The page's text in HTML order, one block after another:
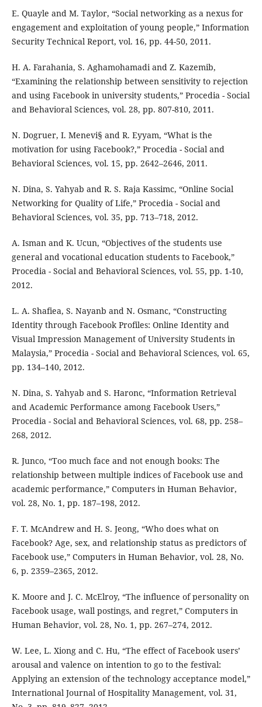
E. Quayle and M. Taylor, “Social networking as a nexus for
engagement and exploitation of young people,” Information
Security Technical Report, vol. 16, pp. 44-50, 2011.
H. A. Farahania, S. Aghamohamadi and Z. Kazemib,
“Examining the relationship between sensitivity to rejection
and using Facebook in university students,” Procedia - Social
and Behavioral Sciences, vol. 28, pp. 807-810, 2011.
N. Dogruer, I. Menevi§ and R. Eyyam, “What is the
motivation for using Facebook?,” Procedia - Social and
Behavioral Sciences, vol. 15, pp. 2642–2646, 2011.
N. Dina, S. Yahyab and R. S. Raja Kassimc, “Online Social
Networking for Quality of Life,” Procedia - Social and
Behavioral Sciences, vol. 35, pp. 713–718, 2012.
A. Isman and K. Ucun, “Objectives of the students use
general and vocational education students to Facebook,”
Procedia - Social and Behavioral Sciences, vol. 55, pp. 1-10,
2012.
L. A. Shafiea, S. Nayanb and N. Osmanc, “Constructing
Identity through Facebook Profiles: Online Identity and
Visual Impression Management of University Students in
Malaysia,” Procedia - Social and Behavioral Sciences, vol. 65,
pp. 134–140, 2012.
N. Dina, S. Yahyab and S. Haronc, “Information Retrieval
and Academic Performance among Facebook Users,”
Procedia - Social and Behavioral Sciences, vol. 68, pp. 258–
268, 2012.
R. Junco, “Too much face and not enough books: The
relationship between multiple indices of Facebook use and
academic performance,” Computers in Human Behavior,
vol. 28, No. 1, pp. 187–198, 2012.
F. T. McAndrew and H. S. Jeong, “Who does what on
Facebook? Age, sex, and relationship status as predictors of
Facebook use,” Computers in Human Behavior, vol. 28, No.
6, p. 2359–2365, 2012.
K. Moore and J. C. McElroy, “The influence of personality on
Facebook usage, wall postings, and regret,” Computers in
Human Behavior, vol. 28, No. 1, pp. 267–274, 2012.
W. Lee, L. Xiong and C. Hu, “The effect of Facebook users’
arousal and valence on intention to go to the festival:
Applying an extension of the technology acceptance model,”
International Journal of Hospitality Management, vol. 31,